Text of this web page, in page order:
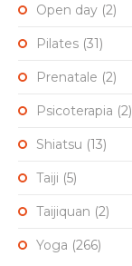
Open day (2)
Pilates (31)
Prenatale (2)
Psicoterapia (2)
Shiatsu (13)
Taiji (5)
Taijiquan (2)
Yoga (266)